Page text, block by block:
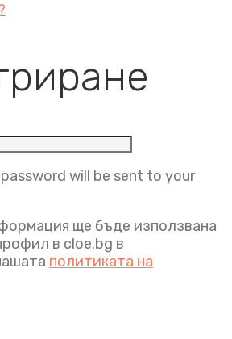
will be sent to your
ще бъде използвана
в cloe.bg в
политиката на